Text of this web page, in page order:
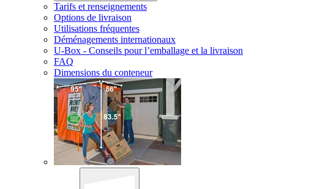
Tarifs et renseignements
Options de livraison
Utilisations fréquentes
Déménagements internationaux
U-Box - Conseils pour l’emballage et la livraison
FAQ
Dimensions du conteneur